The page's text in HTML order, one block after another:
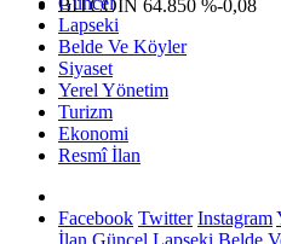
BITCOIN 64.850 %-0,08
Lapseki
Belde Ve Köyler
Siyaset
Yerel Yönetim
Turizm
Ekonomi
Resmî İlan
Facebook Twitter Instagram
İlan Güncel Lapseki Belde